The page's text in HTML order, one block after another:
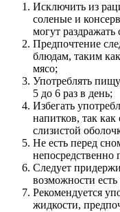
Исключить из
соленые и
могут
Предпочтение
блюдам, таким
мясо;
Употреблять
5 до 6 раз в день;
Избегать
напитков, так
слизистой
Не есть перед
непосредственно
Следует
возможности
Рекомендуется
жидкости,